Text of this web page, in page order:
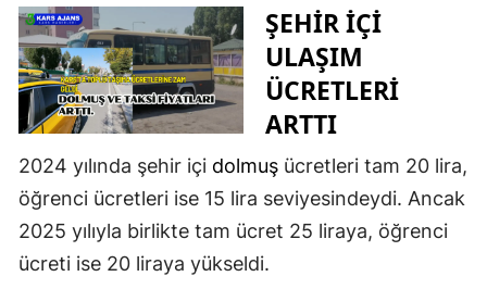
Elazığ
Erzincan
Eskişehir
Gaziantep
Giresun
ŞEHIR İÇI
ULAŞIM
ÜCRETLERI
ARTTI
2024 yılında şehir içi dolmuş ücretleri tam 20 lira,
öğrenci ücretleri ise 15 lira seviyesindeydi. Ancak
2025 yılıyla birlikte tam ücret 25 liraya, öğrenci
ücreti ise 20 liraya yükseldi.